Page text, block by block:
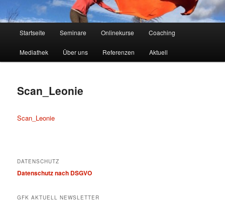
Startseite Seminare Onlinekurse Coaching
Mediathek Über uns Referenzen Aktuell
Scan_Leonie
Scan_Leonie
DATENSCHUTZ
Datenschutz nach DSGVO
GFK AKTUELL NEWSLETTER